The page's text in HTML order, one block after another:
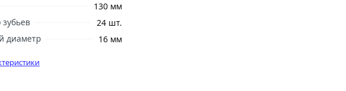
130 мм
24 шт.
диаметр
16 мм